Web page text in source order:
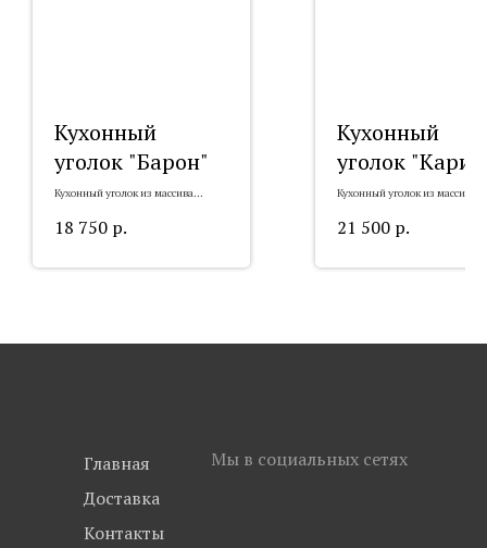
Кухонный
уголок "Барон"
Кухонный уголок из массива
18 750 р.
Кухонный
уголок
Кухонный уголок из массива
21 500 р.
Главная
Доставка
Контакты
Мы в социальных сетях